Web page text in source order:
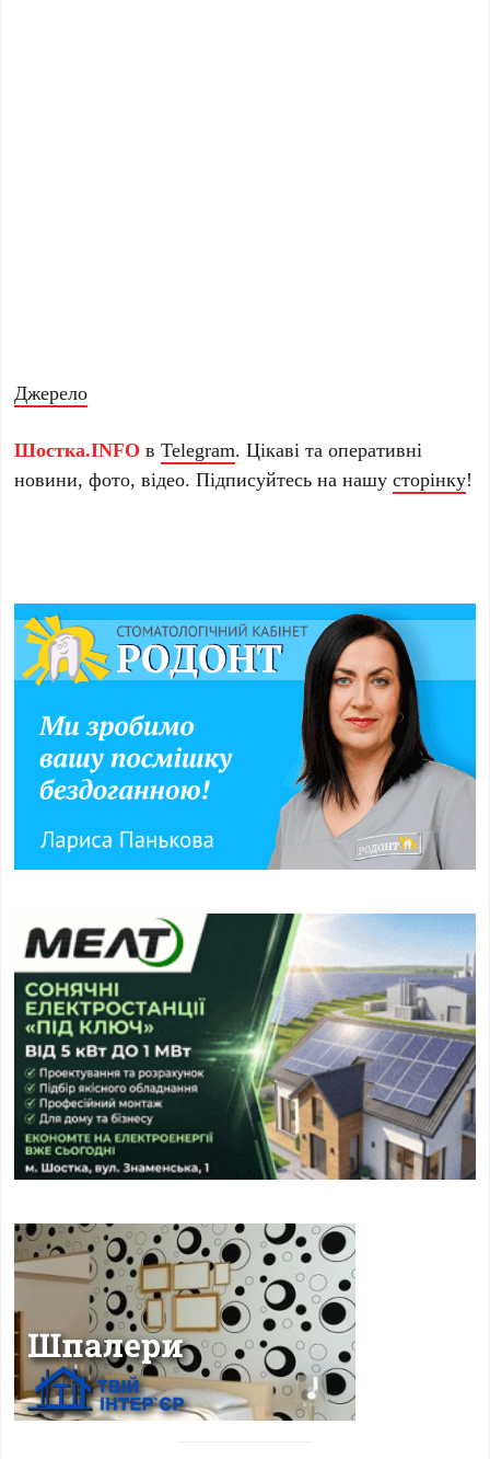
Джерело
Шостка.INFO вTelegram. Цікаві та оперативні
новини, фото, відео. Підписуйтесь на нашусторінку!